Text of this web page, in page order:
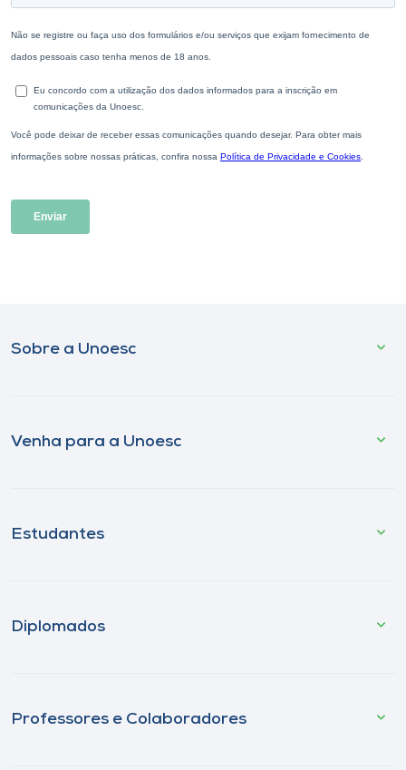
Sobre a Unoesc
Venha para a Unoesc
Estudantes
Diplomados
Professores e Colaboradores